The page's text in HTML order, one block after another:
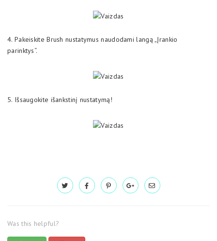
4. Pakeiskite Brush nustatymus naudodami langą „Įrankio
parinktys“.
5. Išsaugokite išankstinį nustatymą!
Was this helpful?